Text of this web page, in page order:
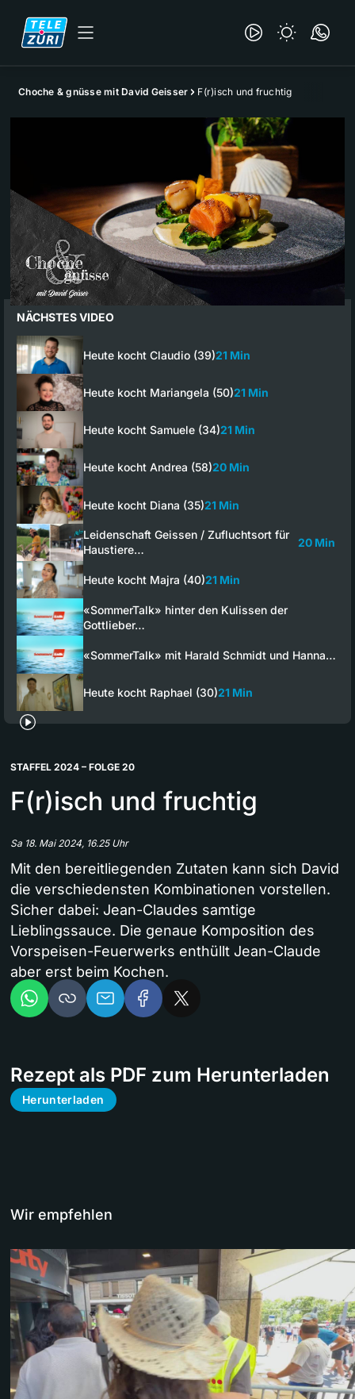
Choche & gnüsse mit David Geisser F(r)isch und fruchtig
NÄCHSTES VIDEO
Heute kocht Claudio (39)21 Min
Heute kocht Mariangela (50)21 Min
Heute kocht Samuele (34)21 Min
Heute kocht Andrea (58)20 Min
Heute kocht Diana (35)21 Min
Leidenschaft Geissen / Zufluchtsort für
Haustiere…
20 Min
Heute kocht Majra (40)21 Min
«SommerTalk» hinter den Kulissen der
Gottlieber…
«SommerTalk» mit Harald Schmidt und Hanna…
Heute kocht Raphael (30)21 Min
STAFFEL 2024 – FOLGE 20
F(r)isch und fruchtig
Sa 18. Mai 2024, 16.25 Uhr
Mit den bereitliegenden Zutaten kann sich David
die verschiedensten Kombinationen vorstellen.
Sicher dabei: Jean-Claudes samtige
Lieblingssauce. Die genaue Komposition des
Vorspeisen-Feuerwerks enthüllt Jean-Claude
aber erst beim Kochen.
Rezept als PDF zum Herunterladen
Herunterladen
Wir empfehlen